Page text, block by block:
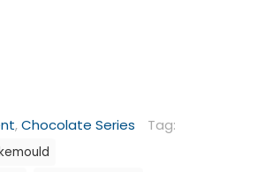
,Chocolate Series Tag: